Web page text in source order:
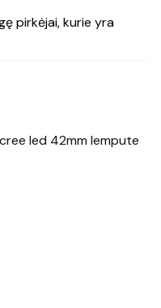
pirkėjai, kurie yra